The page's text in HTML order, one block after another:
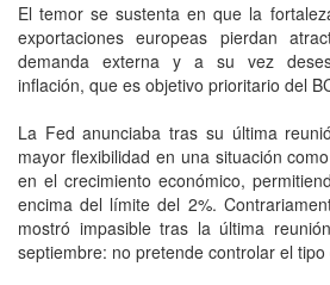
El temor se sustenta en que la
exportaciones europeas pierdan
demanda externa y a su vez
inflación, que es objetivo prioritario del
La Fed anunciaba tras su última
mayor flexibilidad en una situación
en el crecimiento económico,
encima del límite del 2%.
mostró impasible tras la última
septiembre: no pretende controlar el tipo